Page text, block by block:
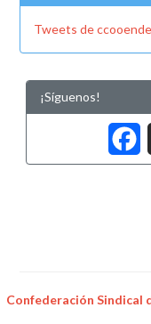
Tweets de
¡Síguenos!
Confederación Sindical